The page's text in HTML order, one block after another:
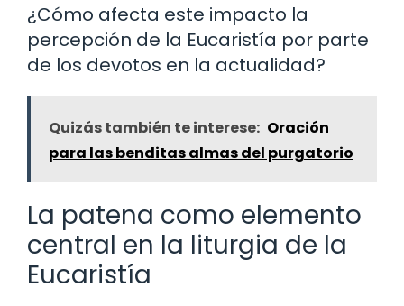
¿Cómo afecta este impacto la
percepción de la Eucaristía por parte
de los devotos en la actualidad?
Quizás también te interese: Oración
para las benditas almas del purgatorio
La patena como elemento
central en la liturgia de la
Eucaristía